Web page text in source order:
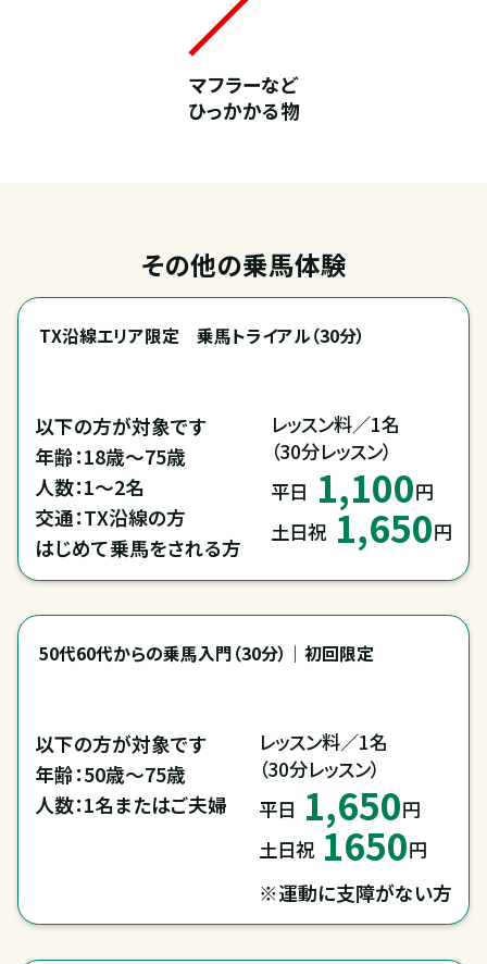
マフラーなど
ひっかかる物
その他の乗馬体験
TX沿線エリア限定　乗馬トライアル（30分）
以下の方が対象です
年齢：18歳～75歳
人数：1～2名
交通：TX沿線の方
はじめて乗馬をされる方
レッスン料／1名
（30分レッスン）
平日 1,100円
土日祝 1,650円
50代60代からの乗馬入門（30分）｜初回限定
以下の方が対象です
年齢：50歳～75歳
人数：1名またはご夫婦
レッスン料／1名
（30分レッスン）
平日 1,650円
土日祝 1650円
※運動に支障がない方